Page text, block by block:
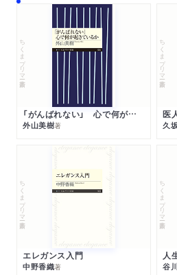
ちくまプリマー新書
「がんばれない」 心で何が起きているか
外山美樹著
ちくまプリマー新書
医
久
ちくまプリマー新書
エレガンス入門
中野香織著
ちくまプリマー新書
谷